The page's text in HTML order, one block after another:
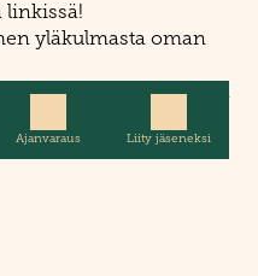
Ajanvaraus Liity jäseneksi
linkissä!
yläkulmasta oman
omista tiedoista
”osakkeet”, paina